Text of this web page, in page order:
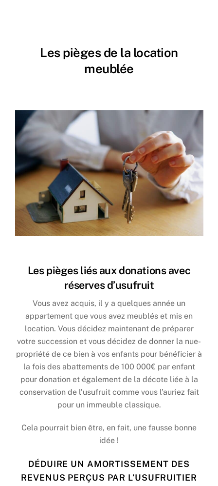
Les pièges de la location
meublée
Les pièges liés aux donations avec
réserves d’usufruit
Vous avez acquis, il y a quelques année un
appartement que vous avez meublés et mis en
location. Vous décidez maintenant de préparer
votre succession et vous décidez de donner la nue-
propriété de ce bien à vos enfants pour bénéficier à
la fois des abattements de 100 000€ par enfant
pour donation et également de la décote liée à la
conservation de l’usufruit comme vous l’auriez fait
pour un immeuble classique.
Cela pourrait bien être, en fait, une fausse bonne
idée !
DÉDUIRE UN AMORTISSEMENT DES
REVENUS PERÇUS PAR L’USUFRUITIER